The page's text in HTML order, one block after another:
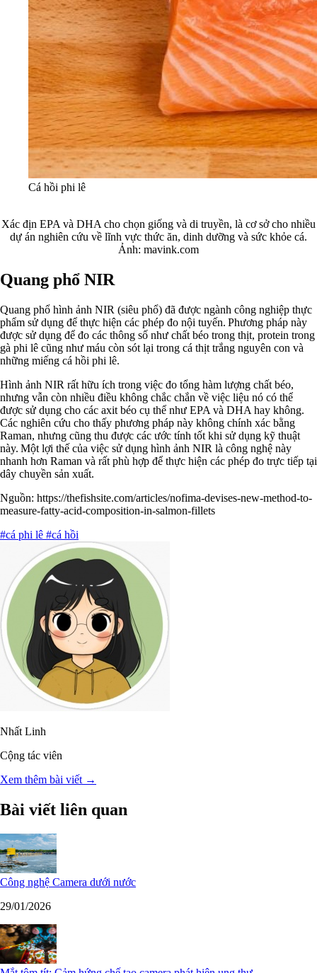
Cá hồi phi lê
Xác địn EPA và DHA cho chọn giống và di truyền, là cơ sở cho nhiều
dự án nghiên cứu về lĩnh vực thức ăn, dinh dưỡng và sức khỏe cá.
Ảnh: mavink.com
Quang phổ NIR
Quang phổ hình ảnh NIR (siêu phổ) đã được ngành công nghiệp thực
phẩm sử dụng để thực hiện các phép đo nội tuyến. Phương pháp này
được sử dụng để đo các thông số như chất béo trong thịt, protein trong
gà phi lê cũng như máu còn sót lại trong cá thịt trắng nguyên con và
những miếng cá hồi phi lê.
Hình ảnh NIR rất hữu ích trong việc đo tổng hàm lượng chất béo,
nhưng vẫn còn nhiều điều không chắc chắn về việc liệu nó có thể
được sử dụng cho các axit béo cụ thể như EPA và DHA hay không.
Các nghiên cứu cho thấy phương pháp này không chính xác bằng
Raman, nhưng cũng thu được các ước tính tốt khi sử dụng kỹ thuật
này. Một lợi thế của việc sử dụng hình ảnh NIR là công nghệ này
nhanh hơn Raman và rất phù hợp để thực hiện các phép đo trực tiếp tại
dây chuyền sản xuất.
Nguồn: https://thefishsite.com/articles/nofima-devises-new-method-to-
measure-fatty-acid-composition-in-salmon-fillets
#cá phi lê #cá hồi
Nhất Linh
Cộng tác viên
Xem thêm bài viết →
Bài viết liên quan
Công nghệ Camera dưới nước
29/01/2026